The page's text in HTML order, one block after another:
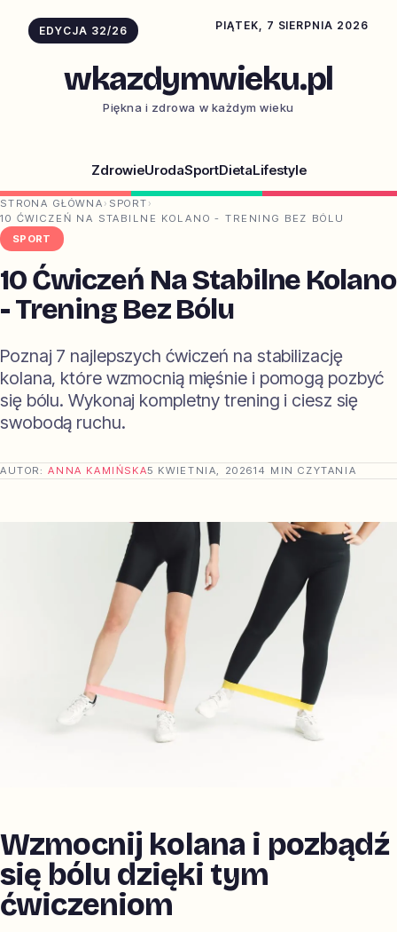
EDYCJA 32/26 PIĄTEK, 7 SIERPNIA 2026
wkazdymwieku.pl
Piękna i zdrowa w każdym wieku
ZdrowieUrodaSportDietaLifestyle
STRONA GŁÓWNA › SPORT ›
10 ĆWICZEŃ NA STABILNE KOLANO - TRENING BEZ BÓLU
SPORT
10 Ćwiczeń Na Stabilne Kolano
- Trening Bez Bólu
Poznaj 7 najlepszych ćwiczeń na stabilizację
kolana, które wzmocnią mięśnie i pomogą pozbyć
się bólu. Wykonaj kompletny trening i ciesz się
swobodą ruchu.
AUTOR:ANNA KAMIŃSKA5 KWIETNIA, 202614 MIN CZYTANIA
Wzmocnij kolana i pozbądź
się bólu dzięki tym
ćwiczeniom